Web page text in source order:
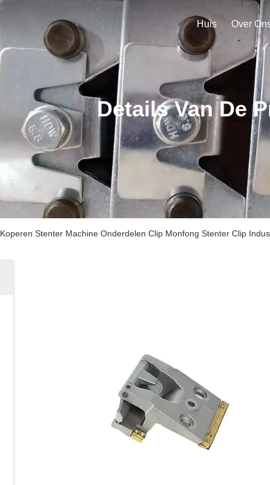
Huis Over
Details Van De
Koperen Stenter Machine Onderdelen Clip Monfong Stenter Clip